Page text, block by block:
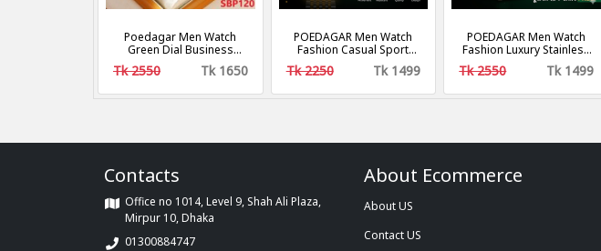
Poedagar Men Watch
Green Dial Business
Stainless Steel Quartz
Watches Luxury Gold
Tk 2550 Tk 1650
POEDAGAR Men Watch
Fashion Casual Sport
Leather Quartz Watches
Waterproof Luminous
Tk 2250 Tk 1499
POEDAGAR Men Watch
Fashion Luxury Stainless
Stain Business Quartz
Watches Waterproof
Tk 2550 Tk 1499
Contacts
Office no 1014, Level 9, Shah Ali Plaza,
Mirpur 10, Dhaka
01300884747
About Ecommerce
About US
Contact US